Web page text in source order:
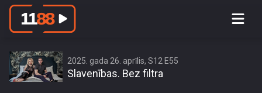
Kā Olga vērtē savas angļu valodas
2025. gada 26. aprīlis, S12 E55
Slavenības. Bez filtra